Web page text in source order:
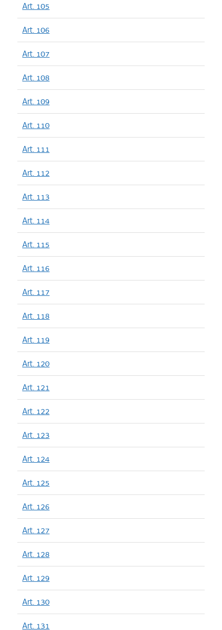
Art. 105
Art. 106
Art. 107
Art. 108
Art. 109
Art. 110
Art. 111
Art. 112
Art. 113
Art. 114
Art. 115
Art. 116
Art. 117
Art. 118
Art. 119
Art. 120
Art. 121
Art. 122
Art. 123
Art. 124
Art. 125
Art. 126
Art. 127
Art. 128
Art. 129
Art. 130
Art. 131